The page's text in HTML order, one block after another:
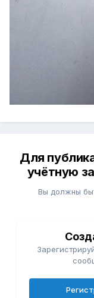
Для
учётную
Вы должны